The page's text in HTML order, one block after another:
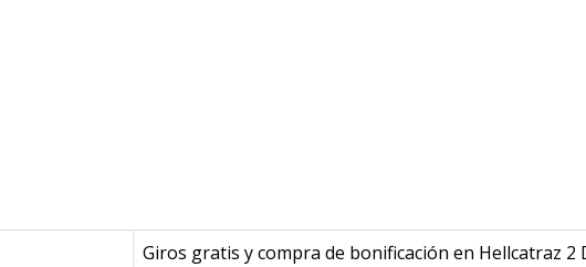
Giros gratis y compra de bonificación en Hellcatraz